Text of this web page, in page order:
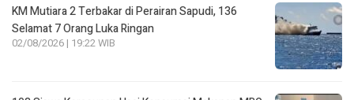
KM Mutiara 2 Terbakar di Perairan Sapudi, 136
Selamat 7 Orang Luka Ringan
02/08/2026 | 19:22 WIB